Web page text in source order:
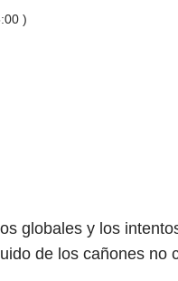
)
globales y los
de los cañones no